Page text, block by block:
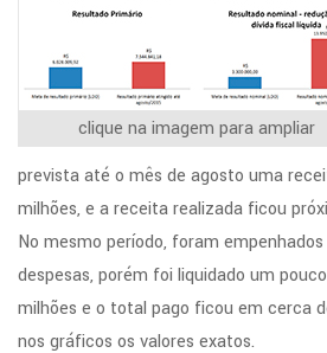
clique na imagem para ampliar
prevista até o mês de agosto uma
milhões, e a receita realizada ficou
No mesmo período, foram
despesas, porém foi liquidado um
milhões e o total pago ficou em cerca
nos gráficos os valores exatos.